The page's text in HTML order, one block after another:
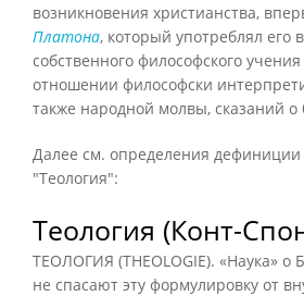
возникновения христианства,
Платона, который употреблял его
собственного философского
отношении философски
также народной молвы, сказаний о
Далее см. определения дефиниции
"Теология":
Теология (Конт-
ТЕОЛОГИЯ (THEOLOGIE). «Наука» о
не спасают эту формулировку от